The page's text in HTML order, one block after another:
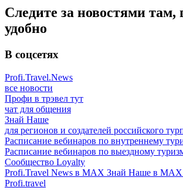
Следите за новостями там,
удобно
В соцсетях
Profi.Travel.News
все новости
Профи в трэвел тут
чат для общения
Знай Наше
для регионов и создателей российского
Расписание вебинаров по внутреннему
Расписание вебинаров по выездному
Сообщество Loyalty
Profi.Travel News в MAX Знай Наше в MAX
Profi.travel